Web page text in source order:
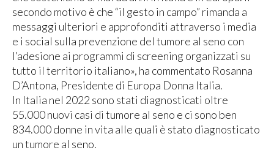
secondo motivo è che “il gesto in campo” rimanda a
messaggi ulteriori e approfonditi attraverso i media
e i social sulla prevenzione del tumore al seno con
l’adesione ai programmi di screening organizzati su
tutto il territorio italiano», ha commentato Rosanna
D’Antona, Presidente di Europa Donna Italia.
In Italia nel 2022 sono stati diagnosticati oltre
55.000 nuovi casi di tumore al seno e ci sono ben
834.000 donne in vita alle quali è stato diagnosticato
un tumore al seno.